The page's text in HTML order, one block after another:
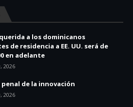
a los dominicanos
de residencia a EE. UU. será de
en adelante
2026
penal de la innovación
2026